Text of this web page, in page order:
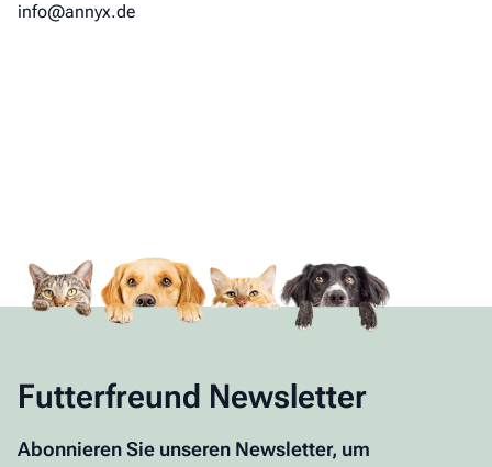
info@annyx.de
Futterfreund Newsletter
Abonnieren Sie unseren Newsletter, um